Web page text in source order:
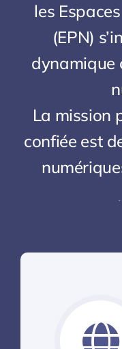
les
(EPN)
dynamique
La mission
confiée est